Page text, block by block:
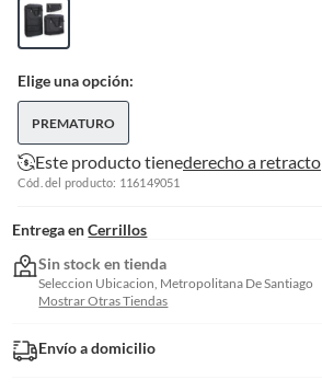
Elige una opción:
PREMATURO
Este producto tienederecho a retracto
Cód. del producto: 116149051
Entrega en Cerrillos
Sin stock en tienda
Seleccion Ubicacion, Metropolitana De Santiago
Mostrar Otras Tiendas
Envío a domicilio